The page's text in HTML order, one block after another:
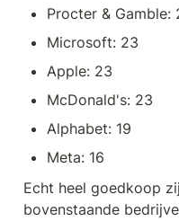
Procter & Gamble:
Microsoft: 23
Apple: 23
McDonald's: 23
Alphabet: 19
Meta: 16
Echt heel goedkoop
bovenstaande